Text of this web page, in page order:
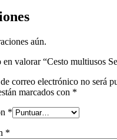
aún.
en valorar “Cesto multiusos
correo electrónico no será
marcados con *
*
*